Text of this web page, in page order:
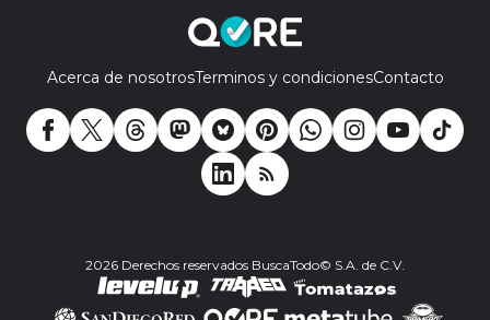
Acerca de nosotrosTerminos y condicionesContacto
2026 Derechos reservados BuscaTodo© S.A. de C.V.